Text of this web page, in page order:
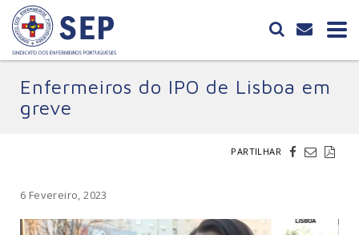
Enfermeiros do IPO de Lisboa em
greve
PARTILHAR
6 Fevereiro, 2023